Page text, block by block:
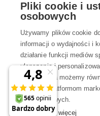
Poradnia
Wszystko o zakupach
Kontakt
Skontaktuj się z Nami
Pliki cookie i
osobowych
Używamy plików cookie
informacji o wydajności i
działanie funkcji mediów
ulepszania i
użytkownika możemy
osobowe platformom
marketingowych.
Dowiedz się więcej